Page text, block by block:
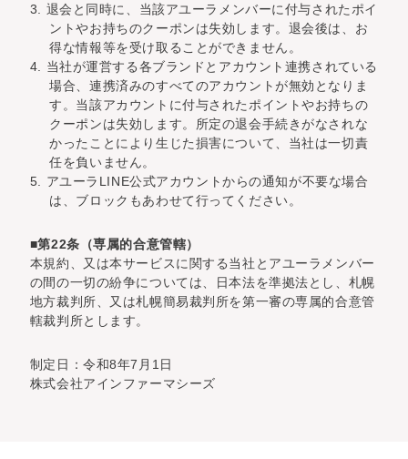
3. 退会と同時に、当該アユーラメンバーに付与されたポイ
ントやお持ちのクーポンは失効します。退会後は、お
得な情報等を受け取ることができません。
4. 当社が運営する各ブランドとアカウント連携されている
場合、連携済みのすべてのアカウントが無効となりま
す。当該アカウントに付与されたポイントやお持ちの
クーポンは失効します。所定の退会手続きがなされな
かったことにより生じた損害について、当社は一切責
任を負いません。
5. アユーラLINE公式アカウントからの通知が不要な場合
は、ブロックもあわせて行ってください。
■第22条（専属的合意管轄）
本規約、又は本サービスに関する当社とアユーラメンバー
の間の一切の紛争については、日本法を準拠法とし、札幌
地方裁判所、又は札幌簡易裁判所を第一審の専属的合意管
轄裁判所とします。
制定日：令和8年7月1日
株式会社アインファーマシーズ